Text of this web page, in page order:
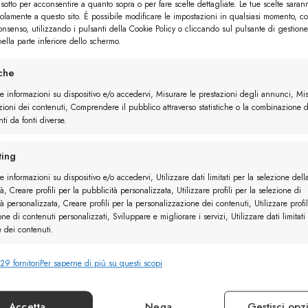
per acconsentire a quanto sopra o per fare scelte dettagliate. Le tue scelte
a questo sito. È possibile modificare le impostazioni in qualsiasi momento,
utilizzando i pulsanti della Cookie Policy o cliccando sul pulsante di
parte inferiore dello schermo.
informazioni su dispositivo e/o accedervi, Misurare le prestazioni degli annunci,
dei contenuti, Comprendere il pubblico attraverso statistiche o la combinazione
da fonti diverse.
informazioni su dispositivo e/o accedervi, Utilizzare dati limitati per la selezione della
Creare profili per la pubblicità personalizzata, Utilizzare profili per la selezione di
personalizzata, Creare profili per la personalizzazione dei contenuti, Utilizzare
di contenuti personalizzati, Sviluppare e migliorare i servizi, Utilizzare dati limitati
dei contenuti.
Identificare i dispositivi in base alle informazioni trasmesse automaticamente.
fornitoriPer saperne di più su questi scopi
Rimani in contatto con noi
Servizio Clienti